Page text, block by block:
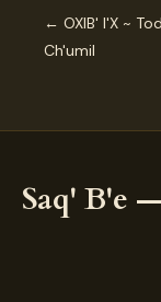
← OXIB' I'X ~
Ch'umil
Saq' B'e